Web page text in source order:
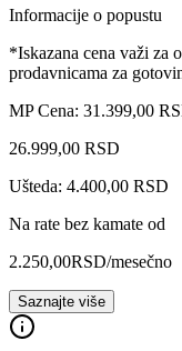
Informacije o popustu
*Iskazana cena važi za
prodavnicama za
MP Cena: 31.399,00
26.999,00 RSD
Ušteda: 4.400,00 RSD
Na rate bez kamate od
2.250,00RSD/mesečno
Saznajte više